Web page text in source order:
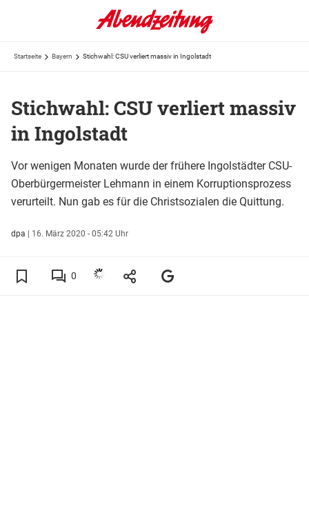
Startseite Bayern Stichwahl: CSU verliert massiv in Ingolstadt
Stichwahl: CSU verliert massiv
in Ingolstadt
Vor wenigen Monaten wurde der frühere Ingolstädter CSU-
Oberbürgermeister Lehmann in einem Korruptionsprozess
verurteilt. Nun gab es für die Christsozialen die Quittung.
dpa | 16. März 2020 - 05:42 Uhr
0